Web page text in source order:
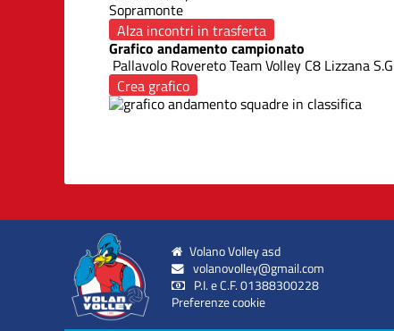
Sopramonte
Alza incontri in trasferta
Grafico andamento campionato
Pallavolo RoveretoTeam Volley C8 Lizzana
Crea grafico
Volano Volley asd
volanovolley@gmail.com
P.I. e C.F. 01388300228
Preferenze cookie